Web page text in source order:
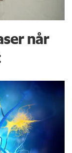
når